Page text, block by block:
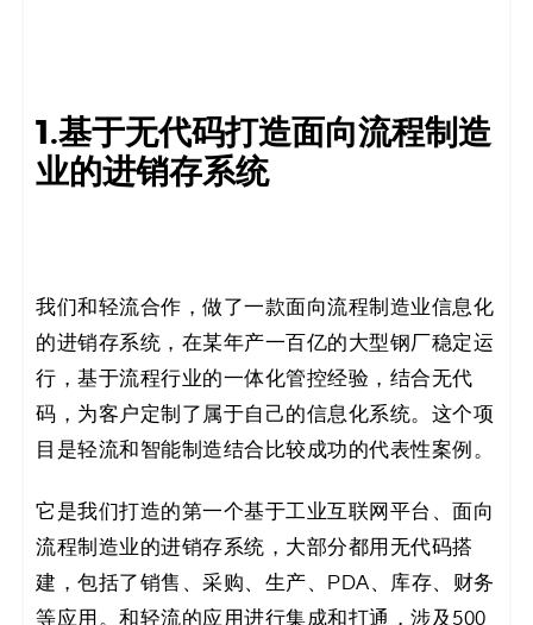
1.基于无代码打造面向流程制造
业的进销存系统
我们和轻流合作，做了一款面向流程制造业信息化
的进销存系统，在某年产一百亿的大型钢厂稳定运
行，基于流程行业的一体化管控经验，结合无代
码，为客户定制了属于自己的信息化系统。这个项
目是轻流和智能制造结合比较成功的代表性案例。
它是我们打造的第一个基于工业互联网平台、面向
流程制造业的进销存系统，大部分都用无代码搭
建，包括了销售、采购、生产、PDA、库存、财务
等应用。和轻流的应用进行集成和打通，涉及500